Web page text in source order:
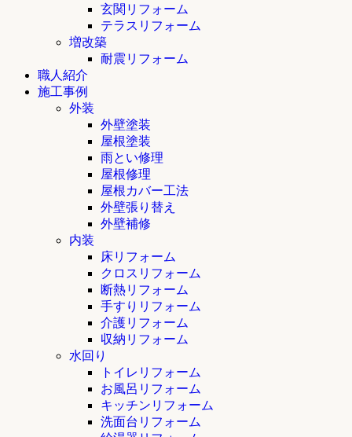
玄関リフォーム
テラスリフォーム
増改築
耐震リフォーム
職人紹介
施工事例
外装
外壁塗装
屋根塗装
雨とい修理
屋根修理
屋根カバー工法
外壁張り替え
外壁補修
内装
床リフォーム
クロスリフォーム
断熱リフォーム
手すりリフォーム
介護リフォーム
収納リフォーム
水回り
トイレリフォーム
お風呂リフォーム
キッチンリフォーム
洗面台リフォーム